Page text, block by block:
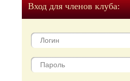
Вход для членов клуба: